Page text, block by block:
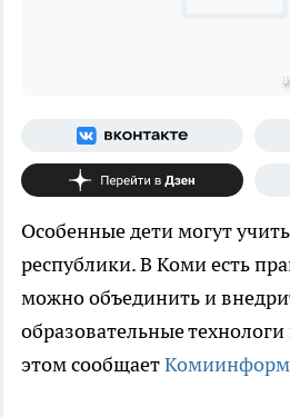
Особенные дети могут
республики. В Коми есть
можно объединить и
образовательные
этом сообщаетКомиинформ